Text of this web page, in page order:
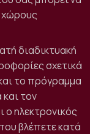
χώρους
διαδικτυακή
σχετικά
το πρόγραμμα
τον
ο ηλεκτρονικός
βλέπετε κατά